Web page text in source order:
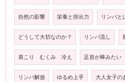
自然の影響 栄養と排出力 リンパと
どうして大切なのか？ リンパ流し
肩こり むくみ 冷え 足首が棒みたい
リンパ解放 ゆるめ上手 大人女子の